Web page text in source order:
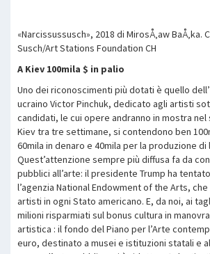
«Narcissussusch», 2018 di MirosÅ‚aw BaÅ‚ka.
Susch/Art Stations Foundation CH
A Kiev 100mila $ in palio
Uno dei riconoscimenti più dotati è quello
ucraino Victor Pinchuk, dedicato agli artisti
candidati, le cui opere andranno in mostra
Kiev tra tre settimane, si contendono ben
60mila in denaro e 40mila per la produzione di
Quest’attenzione sempre più diffusa fa da
pubblici all’arte: il presidente Trump ha
l’agenzia National Endowment of the Arts,
artisti in ogni Stato americano. E, da noi, ai
milioni risparmiati sul bonus cultura in
artistica : il fondo del Piano per l’Arte
euro, destinato a musei e istituzioni statali e